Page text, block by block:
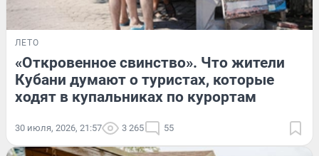
ЛЕТО
«Откровенное свинство». Что жители
Кубани думают о туристах, которые
ходят в купальниках по курортам
30 июля, 2026, 21:57 3 265 55